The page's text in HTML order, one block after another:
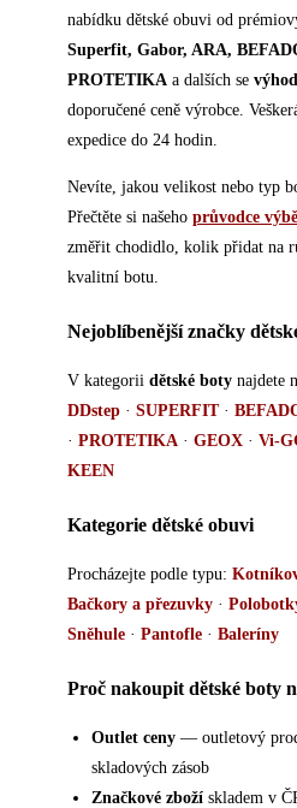
nabídku dětské obuvi od
Superfit, Gabor, ARA,
PROTETIKA a dalších se
doporučené ceně výrobce.
expedice do 24 hodin.
Nevíte, jakou velikost nebo typ
Přečtěte si našeho průvodce
změřit chodidlo, kolik přidat na
kvalitní botu.
Nejoblíbenější značky
V kategorii dětské boty najdete
DDstep · SUPERFIT·
· PROTETIKA · GEOX · Vi-
KEEN
Kategorie dětské obuvi
Procházejte podle typu:
Bačkory a přezuvky ·
Sněhule · Pantofle · Baleríny
Proč nakoupit dětské boty
Outlet ceny — outletový
skladových zásob
Značkové zboží skladem v